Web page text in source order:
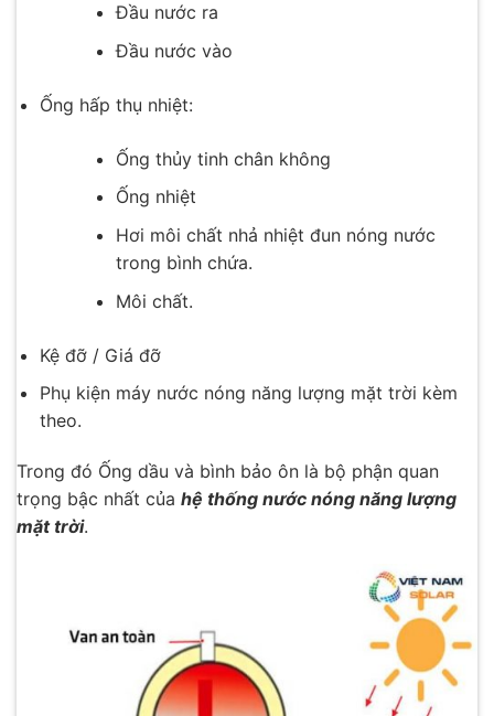
Đầu nước ra
Đầu nước vào
Ống hấp thụ nhiệt:
Ống thủy tinh chân không
Ống nhiệt
Hơi môi chất nhả nhiệt đun nóng nước
trong bình chứa.
Môi chất.
Kệ đỡ / Giá đỡ
Phụ kiện máy nước nóng năng lượng mặt trời kèm
theo.
Trong đó Ống dầu và bình bảo ôn là bộ phận quan
trọng bậc nhất của hệ thống nước nóng năng lượng
mặt trời.